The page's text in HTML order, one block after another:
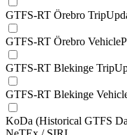
GTFS-RT Örebro
GTFS-RT Örebro
GTFS-RT Blekinge
GTFS-RT Blekinge
KoDa (Historical GTFS